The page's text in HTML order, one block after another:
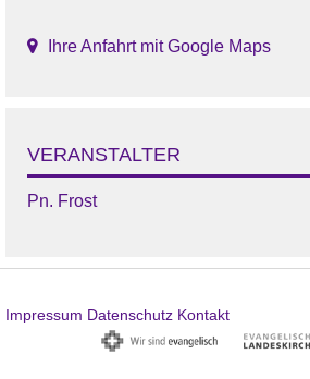
Ihre Anfahrt mit Google Maps
VERANSTALTER
Pn. Frost
Impressum Datenschutz Kontakt